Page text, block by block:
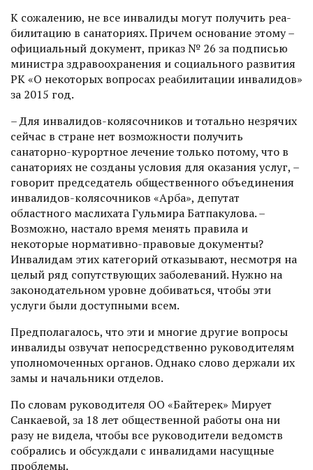
К сожалению, не все инвалиды могут получить реа­
билитацию в санаториях. Причем основание этому –
официальный документ, приказ № 26 за подписью
министра здравоохранения и социального развития
РК «О некоторых вопросах реабилитации инвалидов»
за 2015 год.
– Для инвалидов-колясочников и тотально незрячих
сейчас в стране нет возможности получить
санаторно-курортное лечение только потому, что в
санаториях не созданы условия для оказания услуг, –
говорит председатель общественного объединения
инвалидов-колясочников «Арба», депутат
областного маслихата Гульмира Батпакулова. –
Возможно, настало время менять правила и
некоторые нормативно-правовые документы?
Инвалидам этих категорий отказывают, несмотря на
целый ряд сопутствующих заболеваний. Нужно на
законодательном уровне добиваться, чтобы эти
услуги были доступными всем.
Предполагалось, что эти и многие другие вопросы
инвалиды озвучат непосредственно руководителям
уполномоченных органов. Однако слово держали их
замы и начальники отделов.
По словам руководителя ОО «Байтерек» Мирует
Санкае­вой, за 18 лет общественной работы она ни
разу не видела, чтобы все руководители ведомств
собрались и обсуждали с инвалидами насущные
проблемы.